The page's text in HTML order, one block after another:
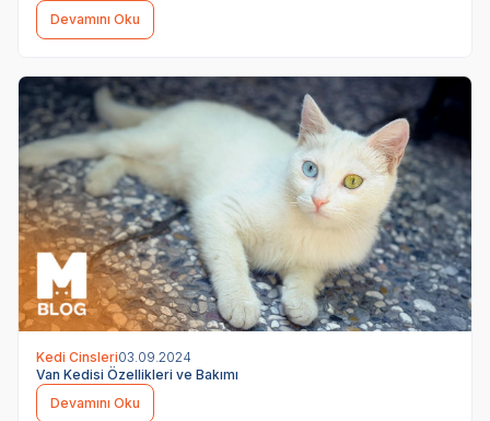
Devamını Oku
Kedi Cinsleri03.09.2024
Van Kedisi Özellikleri ve Bakımı
Devamını Oku